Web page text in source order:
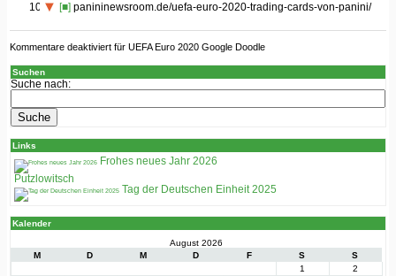
100 [■] panininewsroom.de/uefa-euro-2020-trading-cards-von-panini/
Kommentare deaktiviertfür UEFA Euro 2020 Google Doodle
Suchen
Suche nach:
Links
Frohes neues Jahr 2026
Putzlowitsch
Tag der Deutschen Einheit 2025
Kalender
August 2026
M
D M D F S
S
1
2